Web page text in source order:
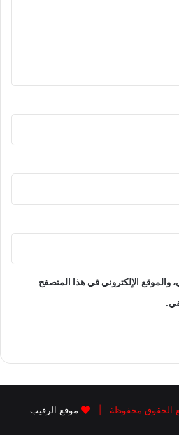
والموقع الإلكتروني في هذا المتصفح
موقع الرقيب